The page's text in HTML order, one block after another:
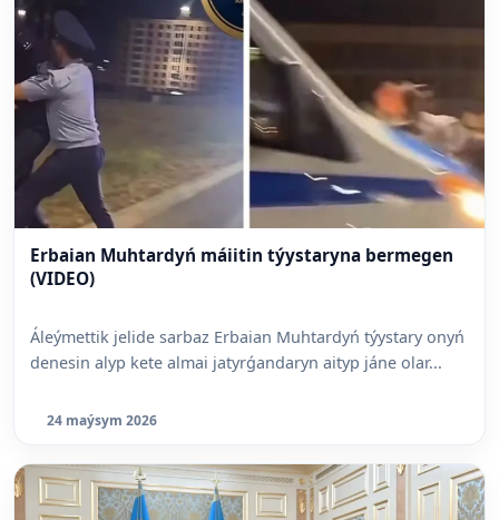
Erbaian Muhtardyń máiitin týystaryna bermegen
(VIDEO)
Áleýmettik jelide sarbaz Erbaian Muhtardyń týystary onyń
denesin alyp kete almai jatyrǵandaryn aityp jáne olar...
24 maýsym 2026